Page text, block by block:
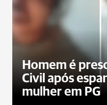
Homem é
Civil após
mulher em PG